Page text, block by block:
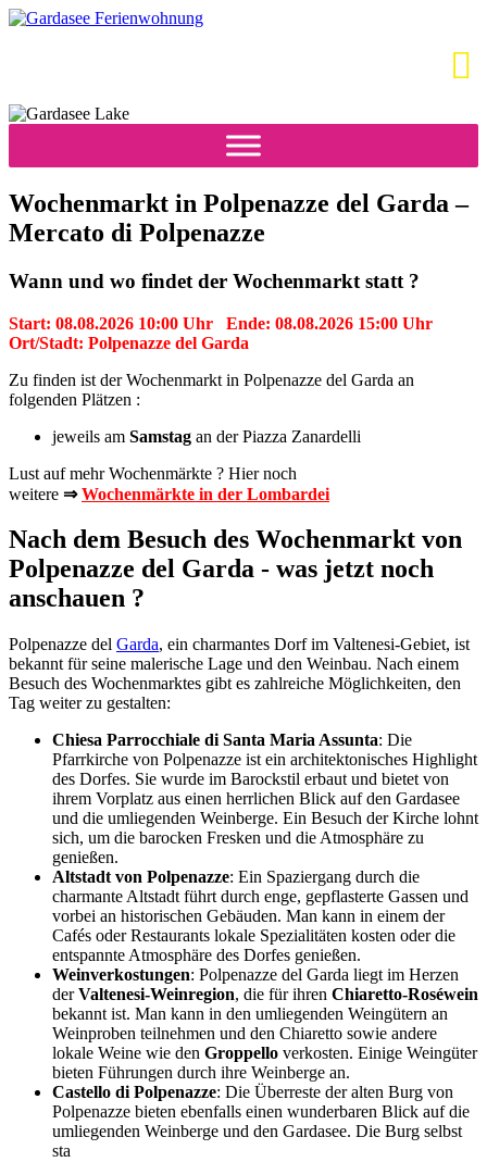
Wochenmarkt in Polpenazze del Garda –
Mercato di Polpenazze
Wann und wo findet der Wochenmarkt statt ?
Start: 08.08.2026 10:00 Uhr Ende: 08.08.2026 15:00 Uhr
Ort/Stadt: Polpenazze del Garda
Zu finden ist der Wochenmarkt in Polpenazze del Garda an
folgenden Plätzen :
jeweils am Samstag an der Piazza Zanardelli
Lust auf mehr Wochenmärkte ? Hier noch
weitere ⇒Wochenmärkte in der Lombardei
Nach dem Besuch des Wochenmarkt von
Polpenazze del Garda - was jetzt noch
anschauen ?
Polpenazze del Garda, ein charmantes Dorf im Valtenesi-Gebiet, ist
bekannt für seine malerische Lage und den Weinbau. Nach einem
Besuch des Wochenmarktes gibt es zahlreiche Möglichkeiten, den
Tag weiter zu gestalten:
Chiesa Parrocchiale di Santa Maria Assunta: Die
Pfarrkirche von Polpenazze ist ein architektonisches Highlight
des Dorfes. Sie wurde im Barockstil erbaut und bietet von
ihrem Vorplatz aus einen herrlichen Blick auf den Gardasee
und die umliegenden Weinberge. Ein Besuch der Kirche lohnt
sich, um die barocken Fresken und die Atmosphäre zu
genießen.
Altstadt von Polpenazze: Ein Spaziergang durch die
charmante Altstadt führt durch enge, gepflasterte Gassen und
vorbei an historischen Gebäuden. Man kann in einem der
Cafés oder Restaurants lokale Spezialitäten kosten oder die
entspannte Atmosphäre des Dorfes genießen.
Weinverkostungen: Polpenazze del Garda liegt im Herzen
derValtenesi-Weinregion, die für ihren Chiaretto-Roséwein
bekannt ist. Man kann in den umliegenden Weingütern an
Weinproben teilnehmen und den Chiaretto sowie andere
lokale Weine wie den Groppello verkosten. Einige Weingüter
bieten Führungen durch ihre Weinberge an.
Castello di Polpenazze: Die Überreste der alten Burg von
Polpenazze bieten ebenfalls einen wunderbaren Blick auf die
umliegenden Weinberge und den Gardasee. Die Burg selbst
sta